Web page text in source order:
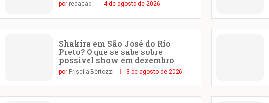
por redacao 4 de agosto de 2026
Shakira em São José do Rio
Preto? O que se sabe sobre
possível show em dezembro
por Priscila Bertozzi 3 de agosto de 2026